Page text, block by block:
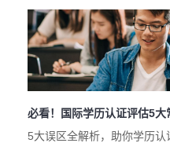
必看！国际学历认证评估5大
5大误区全解析，助你学历认